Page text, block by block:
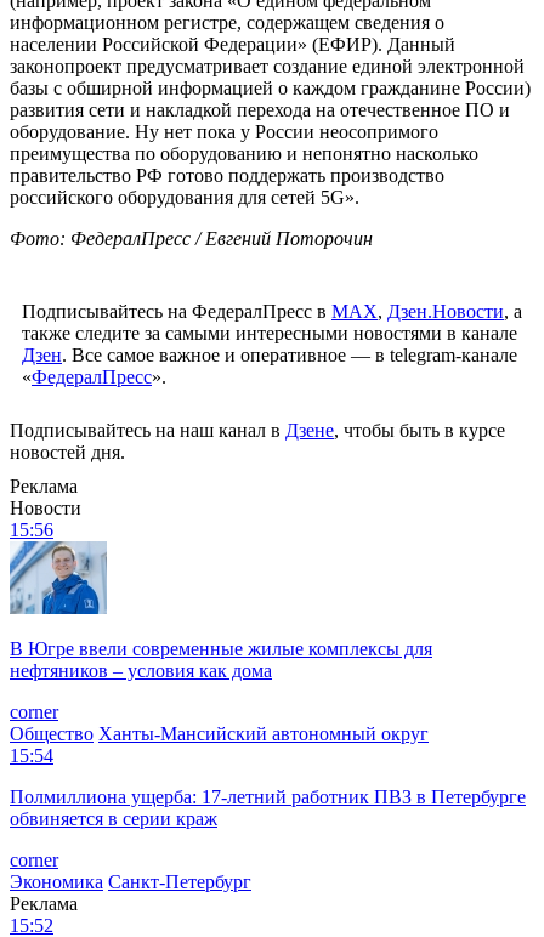
информационном регистре, содержащем сведения о
населении Российской Федерации» (ЕФИР). Данный
законопроект предусматривает создание единой электронной
базы с обширной информацией о каждом гражданине России)
развития сети и накладкой перехода на отечественное ПО и
оборудование. Ну нет пока у России неосопримого
преимущества по оборудованию и непонятно насколько
правительство РФ готово поддержать производство
российского оборудования для сетей 5G».
Фото: ФедералПресс / Евгений Поторочин
Подписывайтесь на ФедералПресс в МАХ, Дзен.Новости, а
также следите за самыми интересными новостями в канале
Дзен. Все самое важное и оперативное — в telegram-канале
«ФедералПресс».
Подписывайтесь на наш канал в Дзене, чтобы быть в курсе
новостей дня.
Реклама
Новости
15:56
В Югре ввели современные жилые комплексы для
нефтяников – условия как дома
corner
Общество Ханты-Мансийский автономный округ
15:54
Полмиллиона ущерба: 17-летний работник ПВЗ в Петербурге
обвиняется в серии краж
corner
Экономика Санкт-Петербург
Реклама
15:52